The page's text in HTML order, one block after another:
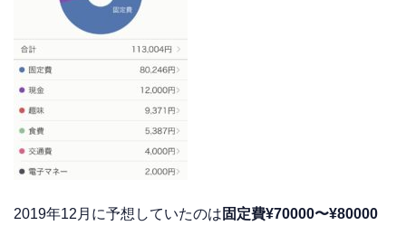
2019年12月に予想していたのは 固定費¥70000〜¥80000